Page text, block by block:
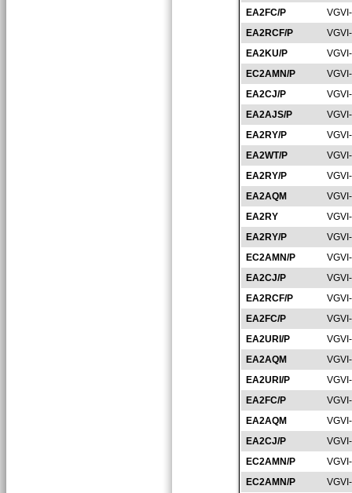
EA2FC/P
EA2RCF/P
EA2KU/P
EC2AMN/P
EA2CJ/P
EA2AJS/P
EA2RY/P
EA2WT/P
EA2RY/P
EA2AQM
EA2RY
EA2RY/P
EC2AMN/P
EA2CJ/P
EA2RCF/P
EA2FC/P
EA2URI/P
EA2AQM
EA2URI/P
EA2FC/P
EA2AQM
EA2CJ/P
EC2AMN/P
EC2AMN/P